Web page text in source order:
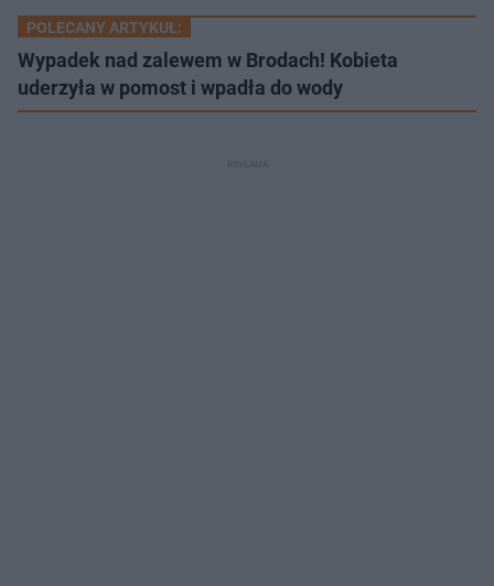
POLECANY ARTYKUŁ:
Wypadek nad zalewem w Brodach! Kobieta
uderzyła w pomost i wpadła do wody